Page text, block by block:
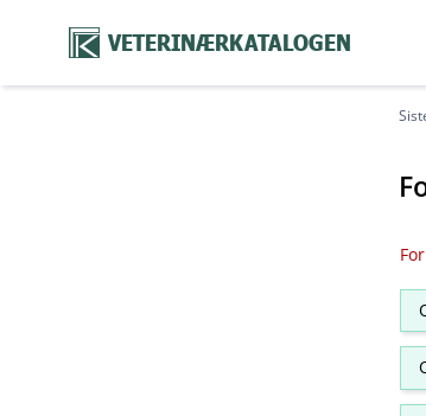
VETERINÆRKATALOGEN